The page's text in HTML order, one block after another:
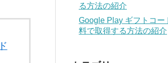
る方法の紹介
Google Play ギフトコー
料で取得する方法の紹介